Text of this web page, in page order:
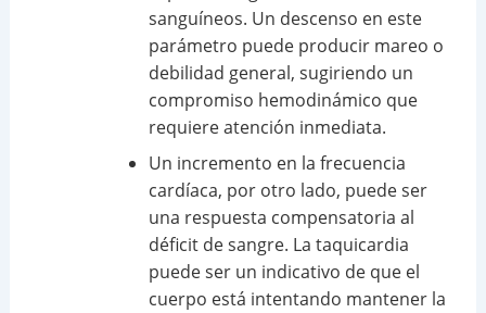
sanguíneos. Un descenso en este
parámetro puede producir mareo o
debilidad general, sugiriendo un
compromiso hemodinámico que
requiere atención inmediata.
Un incremento en la frecuencia
cardíaca, por otro lado, puede ser
una respuesta compensatoria al
déficit de sangre. La taquicardia
puede ser un indicativo de que el
cuerpo está intentando mantener la